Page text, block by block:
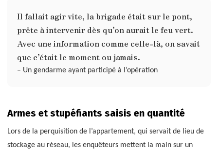
Il fallait agir vite, la brigade était sur le pont,
prête à intervenir dès qu’on aurait le feu vert.
Avec une information comme celle-là, on savait
que c’était le moment ou jamais.
– Un gendarme ayant participé à l’opération
Armes et stupéfiants saisis en quantité
Lors de la perquisition de l’appartement, qui servait de lieu de
stockage au réseau, les enquêteurs mettent la main sur un